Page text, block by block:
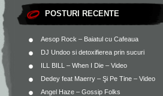
POSTURI RECENTE
Aesop Rock – Baiatul cu Cafeaua
DJ Undoo si detoxifierea prin sucuri
ILL BILL – When I Die – Video
Dedey feat Maerry – Şi Pe Tine – Video
Angel Haze – Gossip Folks